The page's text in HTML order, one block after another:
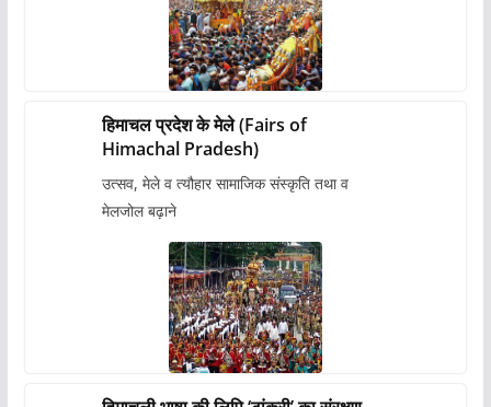
हिमाचल प्रदेश के मेले (Fairs of
Himachal Pradesh)
उत्सव, मेले व त्यौहार सामाजिक संस्कृति तथा व
मेलजोल बढ़ाने